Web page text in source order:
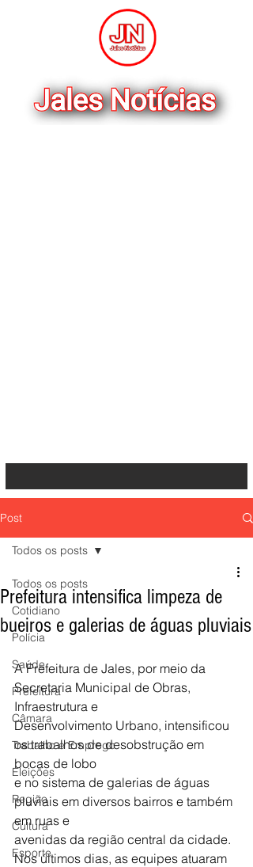
Post
Todos os posts
Cotidiano
Polícia
Saúde
Prefeitura
Câmara
Trabalho e Emprego
Eleições
Região
Cultura
Esporte
Todos os posts
Prefeitura intensifica limpeza de
bueiros e galerias de águas pluviais
A Prefeitura de Jales, por meio da
Secretaria Municipal de Obras,
Infraestrutura e
Desenvolvimento Urbano, intensificou
os trabalhos de desobstrução em
bocas de lobo
e no sistema de galerias de águas
pluviais em diversos bairros e também
em ruas e
avenidas da região central da cidade.
Nos últimos dias, as equipes atuaram